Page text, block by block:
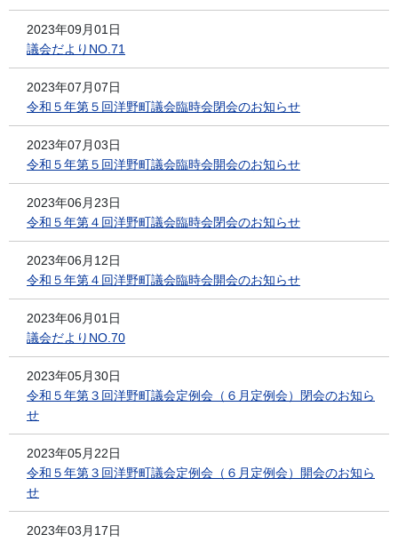
2023年09月01日
議会だよりNO.71
2023年07月07日
令和５年第５回洋野町議会臨時会閉会のお知らせ
2023年07月03日
令和５年第５回洋野町議会臨時会開会のお知らせ
2023年06月23日
令和５年第４回洋野町議会臨時会閉会のお知らせ
2023年06月12日
令和５年第４回洋野町議会臨時会開会のお知らせ
2023年06月01日
議会だよりNO.70
2023年05月30日
令和５年第３回洋野町議会定例会（６月定例会）閉会のお知ら
せ
2023年05月22日
令和５年第３回洋野町議会定例会（６月定例会）開会のお知ら
せ
2023年03月17日